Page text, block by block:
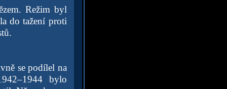
Režim byl
do tažení proti
se podílel na
bylo